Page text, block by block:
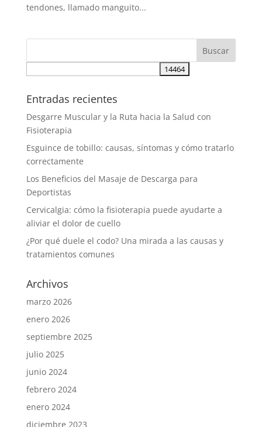
tendones, llamado manguito...
Entradas recientes
Desgarre Muscular y la Ruta hacia la Salud con
Fisioterapia
Esguince de tobillo: causas, síntomas y cómo tratarlo
correctamente
Los Beneficios del Masaje de Descarga para
Deportistas
Cervicalgia: cómo la fisioterapia puede ayudarte a
aliviar el dolor de cuello
¿Por qué duele el codo? Una mirada a las causas y
tratamientos comunes
Archivos
marzo 2026
enero 2026
septiembre 2025
julio 2025
junio 2024
febrero 2024
enero 2024
diciembre 2023